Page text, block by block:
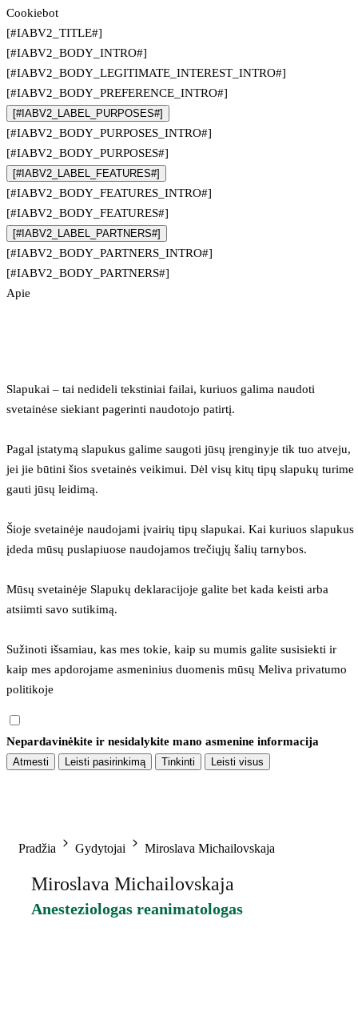
Cookiebot
[#IABV2_TITLE#]
[#IABV2_BODY_INTRO#]
[#IABV2_BODY_LEGITIMATE_INTEREST_INTRO#]
[#IABV2_BODY_PREFERENCE_INTRO#]
[#IABV2_LABEL_PURPOSES#]
[#IABV2_BODY_PURPOSES_INTRO#]
[#IABV2_BODY_PURPOSES#]
[#IABV2_LABEL_FEATURES#]
[#IABV2_BODY_FEATURES_INTRO#]
[#IABV2_BODY_FEATURES#]
[#IABV2_LABEL_PARTNERS#]
[#IABV2_BODY_PARTNERS_INTRO#]
[#IABV2_BODY_PARTNERS#]
Apie
Slapukai – tai nedideli tekstiniai failai, kuriuos galima naudoti
svetainėse siekiant pagerinti naudotojo patirtį.
Pagal įstatymą slapukus galime saugoti jūsų įrenginyje tik tuo atveju,
jei jie būtini šios svetainės veikimui. Dėl visų kitų tipų slapukų turime
gauti jūsų leidimą.
Šioje svetainėje naudojami įvairių tipų slapukai. Kai kuriuos slapukus
įdeda mūsų puslapiuose naudojamos trečiųjų šalių tarnybos.
Mūsų svetainėje Slapukų deklaracijoje galite bet kada keisti arba
atsiimti savo sutikimą.
Sužinoti išsamiau, kas mes tokie, kaip su mumis galite susisiekti ir
kaip mes apdorojame asmeninius duomenis mūsų Meliva privatumo
politikoje
Nepardavinėkite ir nesidalykite mano asmenine informacija
Atmesti Leisti pasirinkimą Tinkinti Leisti visus
Pradžia Gydytojai Miroslava Michailovskaja
Miroslava Michailovskaja
Anesteziologas reanimatologas